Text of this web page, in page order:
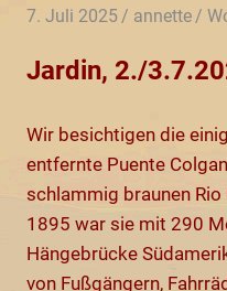
7. Juli 2025 annette
Jardin, 2./
Wir besichtigen die
entfernte Puente
schlammig braunen Rio
1895 war sie mit 290
Hängebrücke
von Fußgängern,